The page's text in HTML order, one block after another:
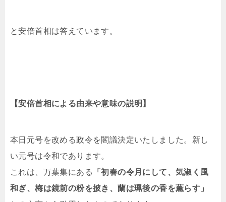
と安倍首相は答えています。
【安倍首相による由来や意味の説明】
本日元号を改める政令を閣議決定いたしました。新し
い元号は令和であります。
これは、万葉集にある
「初春の令月にして、気淑く風
和ぎ、梅は鏡前の粉を披き、蘭は珮後の香を薫らす」